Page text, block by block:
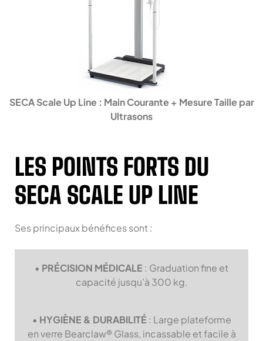
SECA Scale Up Line : Main Courante + Mesure Taille par
Ultrasons
LES POINTS FORTS DU
SECA SCALE UP LINE
Ses principaux bénéfices sont :
• PRÉCISION MÉDICALE : Graduation fine et
capacité jusqu’à 300 kg.
• HYGIÈNE & DURABILITÉ : Large plateforme
en verre Bearclaw® Glass, incassable et facile à